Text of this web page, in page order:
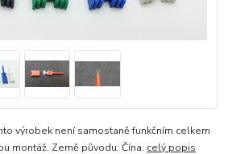
výrobek není samostaně funkčním celkem
montáž. Země původu: Čína. celý popis